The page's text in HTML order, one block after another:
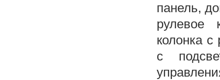
панель,
рулевое
колонка с
с